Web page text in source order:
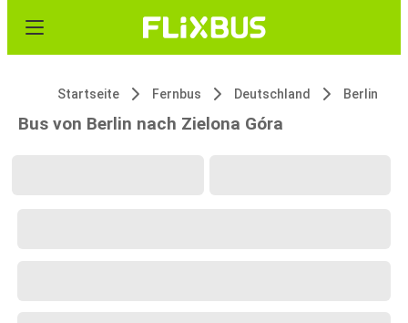
Startseite Fernbus Deutschland Berlin
Bus von Berlin nach Zielona Góra